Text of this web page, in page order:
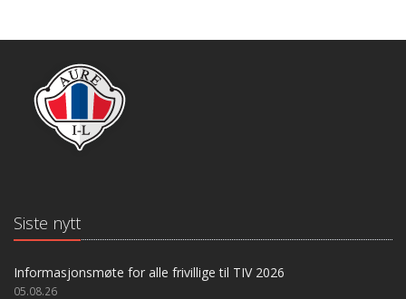
Siste nytt
Informasjonsmøte for alle frivillige til TIV 2026
05.08.26